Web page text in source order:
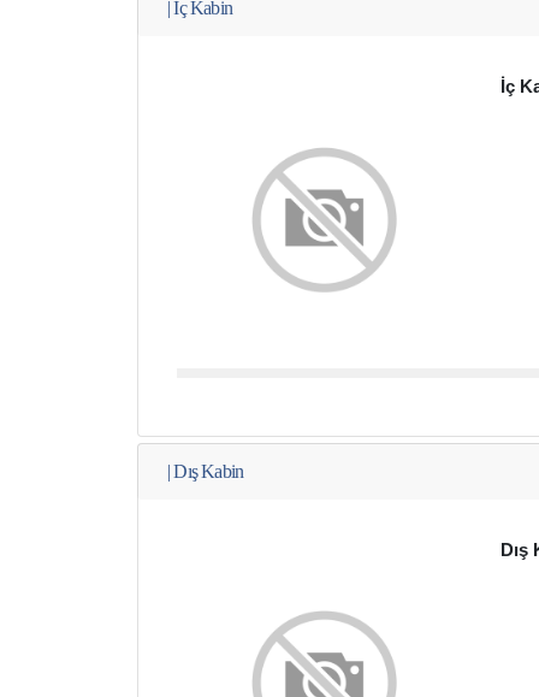
|İç Kabin
İç
|Dış Kabin
Dış